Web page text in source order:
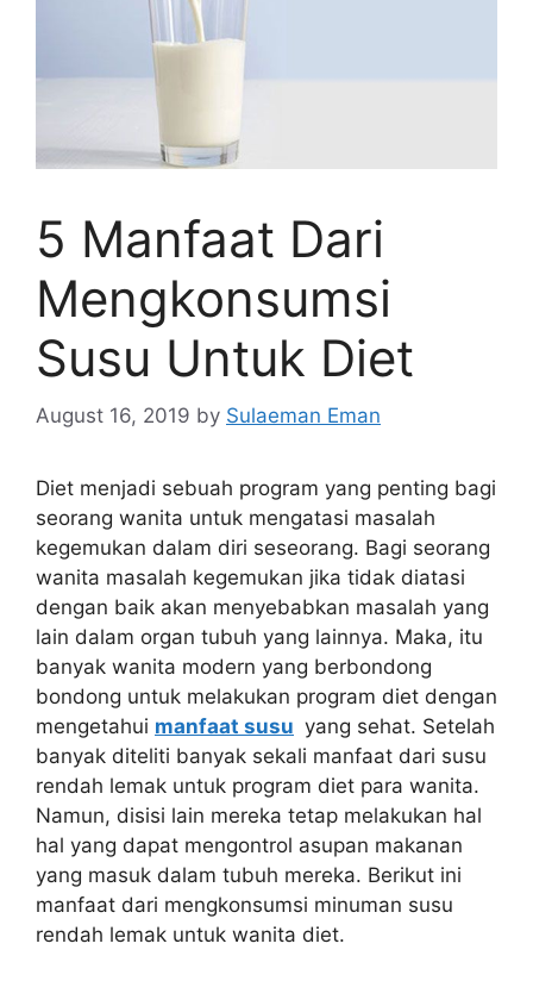
5 Manfaat Dari
Mengkonsumsi
Susu Untuk Diet
August 16, 2019 by Sulaeman Eman
Diet menjadi sebuah program yang penting bagi
seorang wanita untuk mengatasi masalah
kegemukan dalam diri seseorang. Bagi seorang
wanita masalah kegemukan jika tidak diatasi
dengan baik akan menyebabkan masalah yang
lain dalam organ tubuh yang lainnya. Maka, itu
banyak wanita modern yang berbondong
bondong untuk melakukan program diet dengan
mengetahui manfaat susu yang sehat. Setelah
banyak diteliti banyak sekali manfaat dari susu
rendah lemak untuk program diet para wanita.
Namun, disisi lain mereka tetap melakukan hal
hal yang dapat mengontrol asupan makanan
yang masuk dalam tubuh mereka. Berikut ini
manfaat dari mengkonsumsi minuman susu
rendah lemak untuk wanita diet.